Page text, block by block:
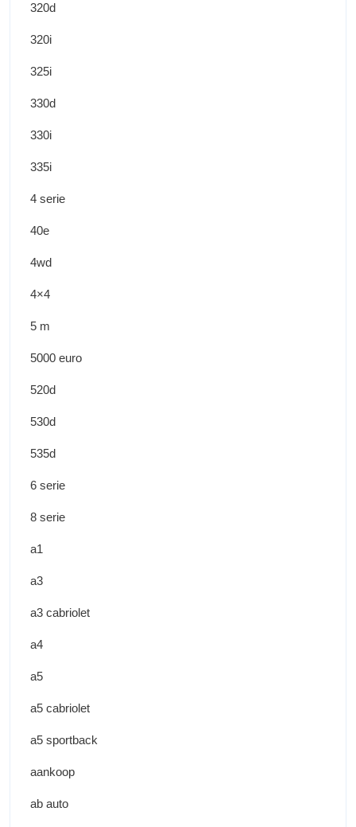
320d
320i
325i
330d
330i
335i
4 serie
40e
4wd
4×4
5 m
5000 euro
520d
530d
535d
6 serie
8 serie
a1
a3
a3 cabriolet
a4
a5
a5 cabriolet
a5 sportback
aankoop
ab auto